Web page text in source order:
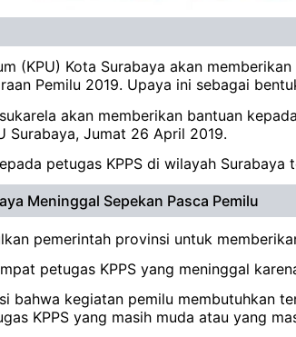
(KPU) Kota Surabaya akan
Pemilu 2019. Upaya ini sebagai
akan memberikan bantuan
Surabaya, Jumat 26 April 2019.
petugas KPPS di wilayah
Meninggal Sepekan Pasca Pemilu
pemerintah provinsi untuk
petugas KPPS yang meninggal
bahwa kegiatan pemilu membutuhkan
KPPS yang masih muda atau yang